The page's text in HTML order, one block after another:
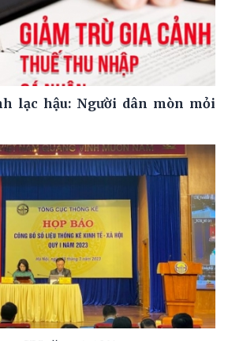
lạc hậu: Người dân mòn mỏi